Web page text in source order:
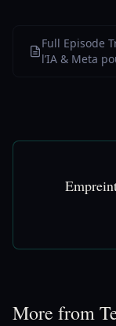
Full Episode
l’IA & Meta
More from